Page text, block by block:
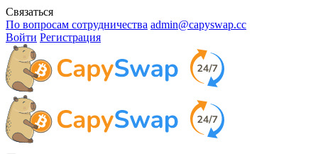
Связаться
По вопросам сотрудничества admin@capyswap.cc
Войти Регистрация